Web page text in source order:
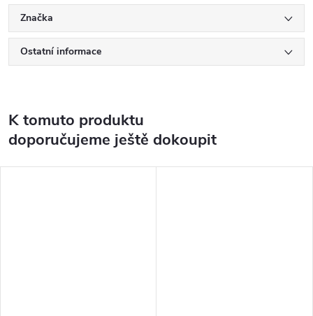
Značka
Ostatní informace
K tomuto produktu
doporučujeme ještě dokoupit